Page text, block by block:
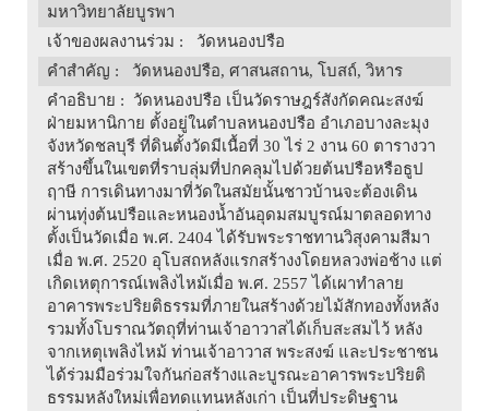
มหาวิทยาลัยบูรพา
เจ้าของผลงานร่วม : วัดหนองปรือ
คำสำคัญ : วัดหนองปรือ, ศาสนสถาน, โบสถ์, วิหาร
คำอธิบาย : วัดหนองปรือ เป็นวัดราษฎร์สังกัดคณะสงฆ์
ฝ่ายมหานิกาย ตั้งอยู่ในตำบลหนองปรือ อำเภอบางละมุง
จังหวัดชลบุรี ที่ดินตั้งวัดมีเนื้อที่ 30 ไร่ 2 งาน 60 ตารางวา
สร้างขึ้นในเขตที่ราบลุ่มที่ปกคลุมไปด้วยต้นปรือหรือธูป
ฤาษี การเดินทางมาที่วัดในสมัยนั้นชาวบ้านจะต้องเดิน
ผ่านทุ่งต้นปรือและหนองน้ำอันอุดมสมบูรณ์มาตลอดทาง
ตั้งเป็นวัดเมื่อ พ.ศ. 2404 ได้รับพระราชทานวิสุงคามสีมา
เมื่อ พ.ศ. 2520 อุโบสถหลังแรกสร้างงโดยหลวงพ่อช้าง แต่
เกิดเหตุการณ์เพลิงไหม้เมื่อ พ.ศ. 2557 ได้เผาทำลาย
อาคารพระปริยติธรรมที่ภายในสร้างด้วยไม้สักทองทั้งหลัง
รวมทั้งโบราณวัตถุที่ท่านเจ้าอาวาสได้เก็บสะสมไว้ หลัง
จากเหตุเพลิงไหม้ ท่านเจ้าอาวาส พระสงฆ์ และประชาชน
ได้ร่วมมือร่วมใจกันก่อสร้างและบูรณะอาคารพระปริยติ
ธรรมหลังใหม่เพื่อทดแทนหลังเก่า เป็นที่ประดิษฐาน